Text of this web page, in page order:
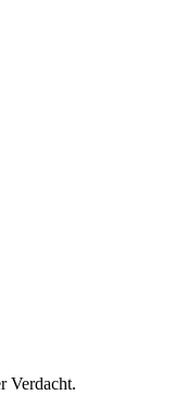
Verdacht.